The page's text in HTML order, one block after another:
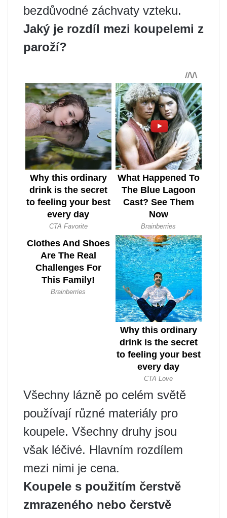
bezdůvodné záchvaty vzteku.
Jaký je rozdíl mezi koupelemi z
paroží?
Všechny lázně po celém světě
používají různé materiály pro
koupele. Všechny druhy jsou
však léčivé. Hlavním rozdílem
mezi nimi je cena.
Koupele s použitím čerstvě
zmrazeného nebo čerstvě